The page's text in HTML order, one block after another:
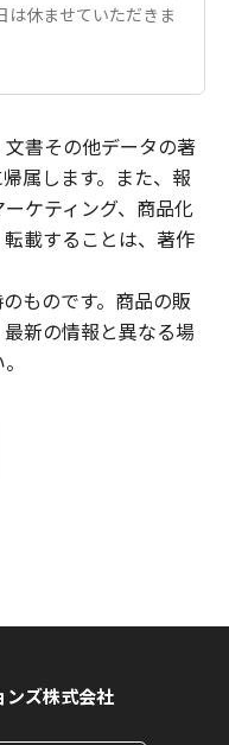
は休ませていただきま
書その他データの著
属します。また、報
ケティング、商品化
載することは、著作
ものです。商品の販
新の情報と異なる場
ンズ株式会社